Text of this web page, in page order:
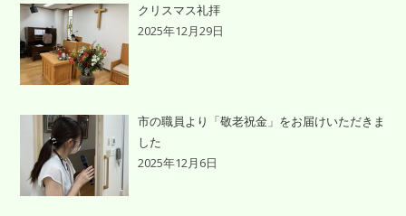
クリスマス礼拝
2025年12月29日
市の職員より「敬老祝金」をお届けいただきま
した
2025年12月6日